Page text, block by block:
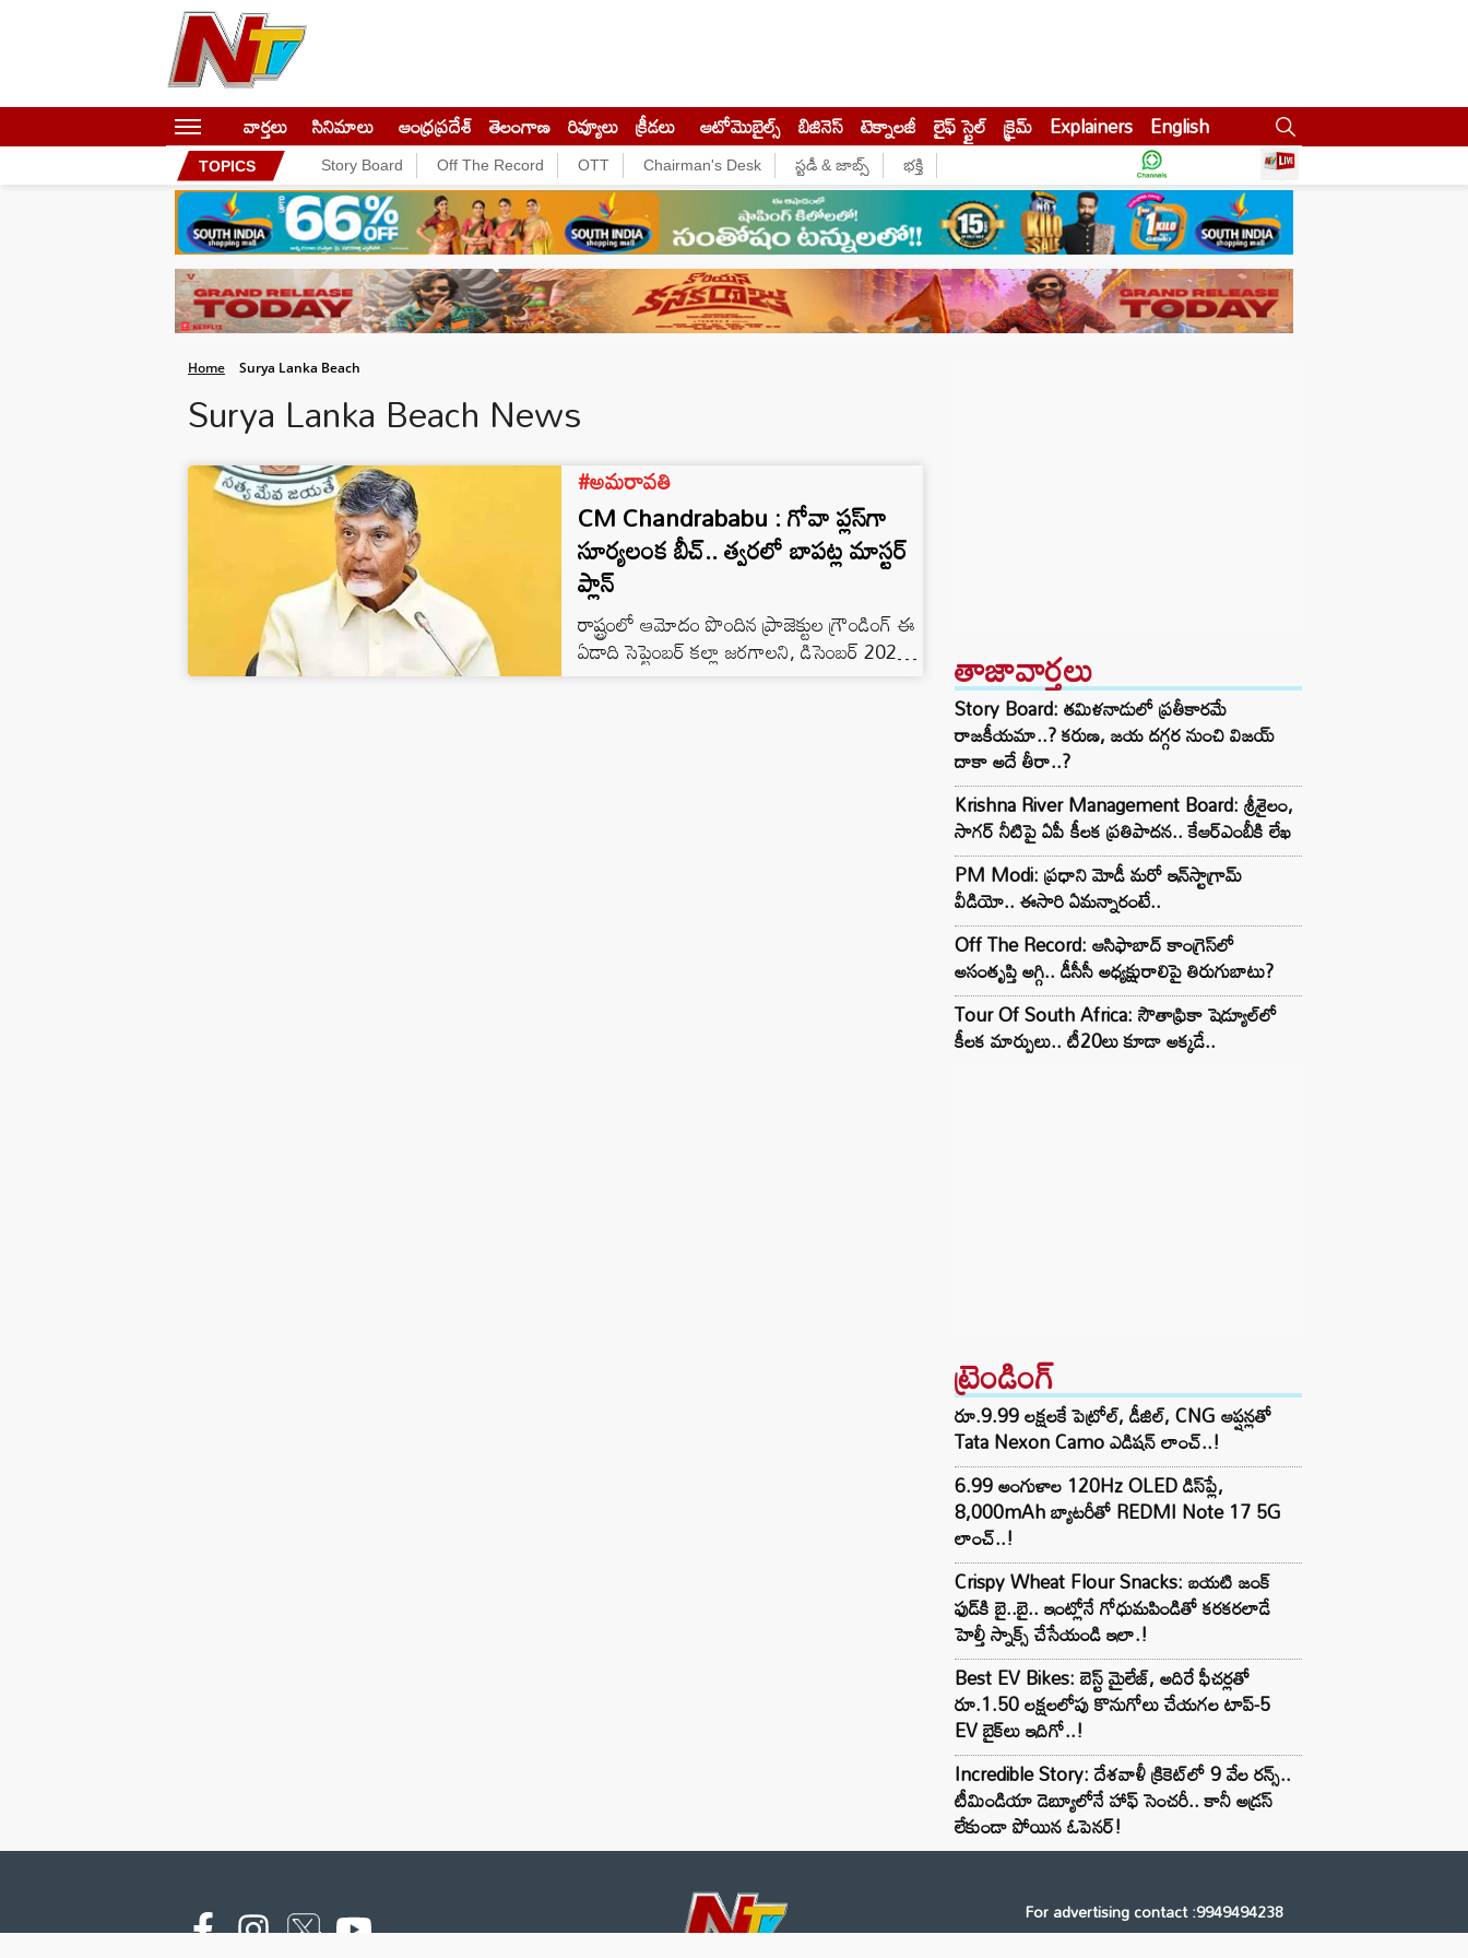
వార్తలు సినిమాలు ఆంధ్రప్రదేశ్ తెలంగాణ రివ్యూలు క్రీడలు ఆటోమొబైల్స్ బిజినెస్‌ టెక్నాలజీ లైఫ్ స్టైల్ క్రైమ్ Explainers English
TOPICS Story Board Off The Record OTT Chairman's Desk స్టడీ & జాబ్స్ భక్తి
Home Surya Lanka Beach
Surya Lanka Beach News
#అమరావతి
CM Chandrababu : గోవా ప్లస్‌గా
సూర్యలంక బీచ్.. త్వరలో బాపట్ల మాస్టర్
ప్లాన్
రాష్ట్రంలో ఆమోదం పొందిన ప్రాజెక్టుల గ్రౌండింగ్ ఈ
ఏడాది సెప్టెంబర్ కల్లా జరగాలని, డిసెంబర్ 2028
కల్లా ప్రారంభమయ్యేలా చూడాలని మంత్రుల కమిటీ, తాజావార్తలు
Story Board: తమిళనాడులో ప్రతీకారమే
రాజకీయమా..? కరుణ, జయ దగ్గర నుంచి విజయ్
దాకా అదే తీరా..?
Krishna River Management Board: శ్రీశైలం,
సాగర్ నీటిపై ఏపీ కీలక ప్రతిపాదన.. కేఆర్ఎంబీకి లేఖ
PM Modi: ప్రధాని మోడీ మరో ఇన్‌స్టాగ్రామ్
వీడియో.. ఈసారి ఏమన్నారంటే..
Off The Record: ఆసిఫాబాద్ కాంగ్రెస్‌లో
అసంతృప్తి అగ్గి.. డీసీసీ అధ్యక్షురాలిపై తిరుగుబాటు?
Tour Of South Africa: సౌతాఫ్రికా షెడ్యూల్‌లో
కీలక మార్పులు.. టీ20లు కూడా అక్కడే..
ట్రెండింగ్‌
రూ.9.99 లక్షలకే పెట్రోల్, డీజిల్, CNG ఆప్షన్లతో
Tata Nexon Camo ఎడిషన్ లాంచ్..!
6.99 అంగుళాల 120Hz OLED డిస్‌ప్లే,
8,000mAh బ్యాటరీతో REDMI Note 17 5G
లాంచ్..!
Crispy Wheat Flour Snacks: బయటి జంక్
ఫుడ్‌కి బై..బై.. ఇంట్లోనే గోధుమపిండితో కరకరలాడే
హెల్తీ స్నాక్స్ చేసేయండి ఇలా.!
Best EV Bikes: బెస్ట్ మైలేజ్, అదిరే ఫీచర్లతో
రూ.1.50 లక్షలలోపు కొనుగోలు చేయగల టాప్-5
EV బైక్‌లు ఇదిగో..!
Incredible Story: దేశవాళీ క్రికెట్‌లో 9 వేల రన్స్..
టీమిండియా డెబ్యూలోనే హాఫ్ సెంచరీ.. కానీ అడ్రస్
లేకుండా పోయిన ఓపెనర్!
For advertising contact :9949494238
Email: digital@ntvnetwork.com